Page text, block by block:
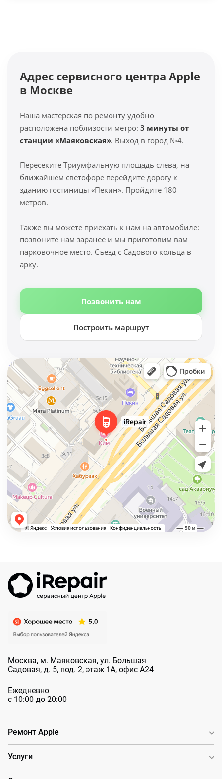
Адрес сервисного центра Apple
в Москве
Наша мастерская по ремонту удобно
расположена поблизости метро: 3 минуты от
станции «Маяковская». Выход в город №4.
Пересеките Триумфальную площадь слева, на
ближайшем светофоре перейдите дорогу к
зданию гостиницы «Пекин». Пройдите 180
метров.
Также вы можете приехать к нам на автомобиле:
позвоните нам заранее и мы приготовим вам
парковочное место. Съезд с Садового кольца в
арку.
Позвонить нам
Построить маршрут
Москва, м. Маяковская, ул. Большая
Садовая, д. 5, под. 2, этаж 1А, офис А24
Ежедневно
с 10:00 до 20:00
Ремонт Apple
Услуги